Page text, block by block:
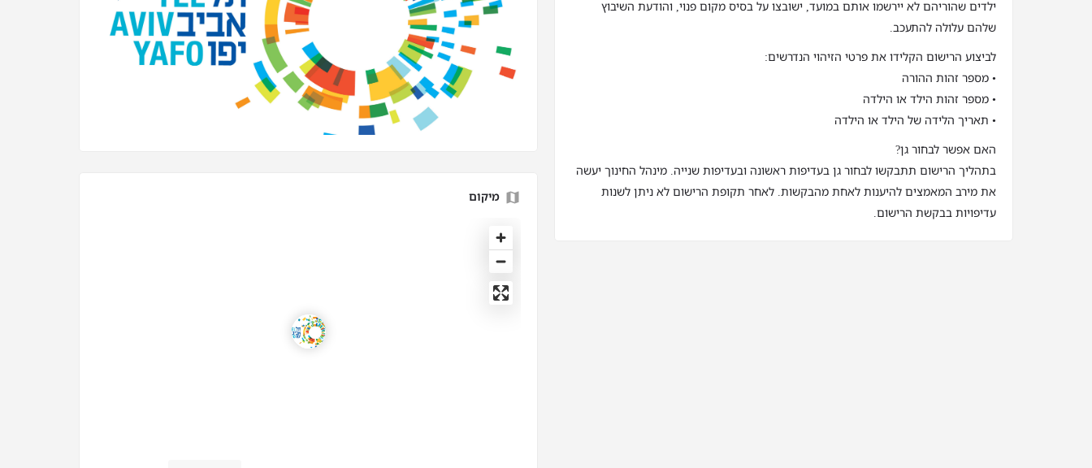
ילדים שהוריהם לא יירשמו אותם במועד, ישובצו על בסיס מקום פנוי, והודעת השיבוץ
שלהם עלולה להתעכב.
לביצוע הרישום הקלידו את פרטי הזיהוי הנדרשים:
• מספר זהות ההורה
• מספר זהות הילד או הילדה
• תאריך הלידה של הילד או הילדה
האם אפשר לבחור גן?
בתהליך הרישום תתבקשו לבחור גן בעדיפות ראשונה ובעדיפות שנייה. מינהל החינוך יעשה
את מירב המאמצים להיענות לאחת מהבקשות. לאחר תקופת הרישום לא ניתן לשנות
עדיפויות בבקשת הרישום.
מיקום